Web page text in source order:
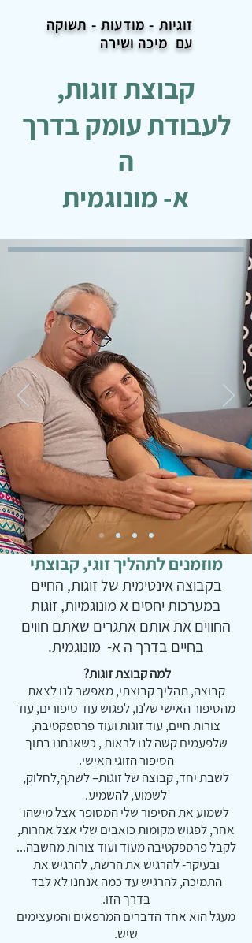
זוגיות - מודעות - תשוקה
עם מיכה ושירה
קבוצת זוגות,
לעבודת עומק בדרך
ה
א- מונוגמית
מוזמנים לתהליך זוגי, קבוצתי
בקבוצה אינטימית של זוגות, החיים
במערכות יחסים א מונוגמיות, זוגות
החווים את אותם אתגרים שאתם חווים
בחיים בדרך ה א- מונוגמית.
למה קבוצת זוגות?
קבוצה, תהליך קבוצתי, מאפשר לנו לצאת
מהסיפור האישי שלנו, לפגוש עוד סיפורים, עוד
צורות חיים, עוד זוגות ועוד פרספקטיבה,
שלפעמים קשה לנו לראות , כשאנחנו בתוך
הסיפור הזוגי האישי.
לשבת יחד, קבוצה של זוגות– לשתף,לחלוק,
לשמוע, להשמיע.
לשמוע את הסיפור שלי המסופר אצל מישהו
אחר, לפגוש מקומות כואבים שלי אצל אחרות,
לקבל פרספקטיבה מעוד ועוד צורות מחשבה...
ובעיקר- להרגיש את הרשת, להרגיש את
התמיכה, להרגיש עד כמה אנחנו לא לבד
בדרך הזו.
מעגל הוא אחד הדברים המרפאים והמעצימים
שיש.